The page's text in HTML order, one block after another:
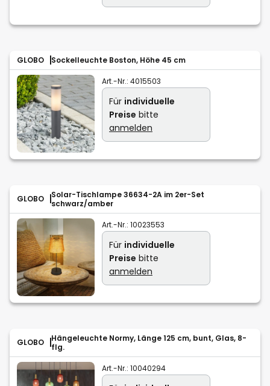
GLOBO Sockelleuchte Boston, Höhe 45 cm
Art.-Nr.: 4015503
Für individuelle
Preise bitte
anmelden
GLOBO
Solar-Tischlampe 36634-2A im 2er-Set
schwarz/amber
Art.-Nr.: 10023553
Für individuelle
Preise bitte
anmelden
GLOBO
Hängeleuchte Normy, Länge 125 cm, bunt, Glas, 8-
flg.
Art.-Nr.: 10040294